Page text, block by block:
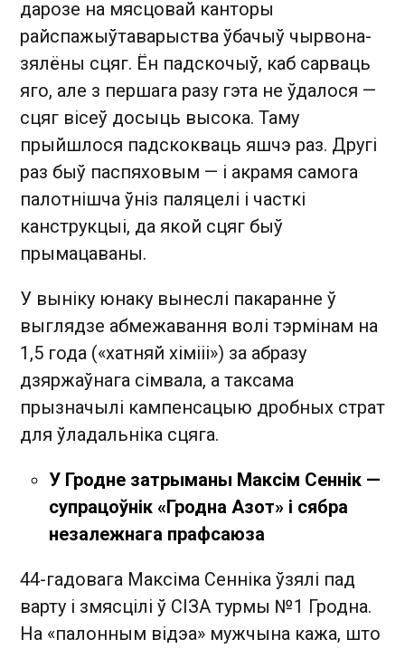
дарозе на мясцовай канторы
райспажыўтаварыства ўбачыў чырвона-
зялёны сцяг. Ён падскочыў, каб сарваць
яго, але з першага разу гэта не ўдалося —
сцяг вісеў досыць высока. Таму
прыйшлося падскокваць яшчэ раз. Другі
раз быў паспяховым — і акрамя самога
палотнішча ўніз паляцелі і часткі
канструкцыі, да якой сцяг быў
прымацаваны.
У выніку юнаку вынеслі пакаранне ў
выглядзе абмежавання волі тэрмінам на
1,5 года («хатняй хімііі») за абразу
дзяржаўнага сімвала, а таксама
прызначылі кампенсацыю дробных страт
для ўладальніка сцяга.
У Гродне затрыманы Максім Сеннік —
супрацоўнік «Гродна Азот» і сябра
незалежнага прафсаюза
44-гадовага Максіма Сенніка ўзялі пад
варту і змясцілі ў СІЗА турмы №1 Гродна.
На «палонным відэа» мужчына кажа, што